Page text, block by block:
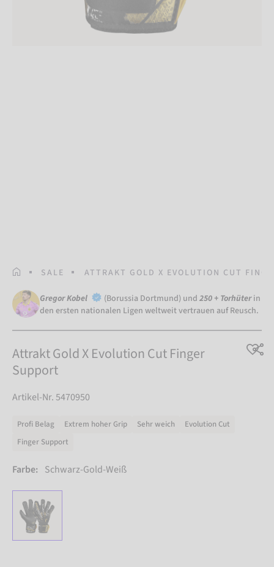
STARTSEITE
SALE ATTRAKT GOLD X EVOLUTION CUT
Gregor Kobel (Borussia Dortmund) und 250 + Torhüter in
den ersten nationalen Ligen weltweit vertrauen auf Reusch.
Attrakt Gold X Evolution Cut Finger
Support
Artikel-Nr. 5470950
Profi Belag Extrem hoher Grip Sehr weich
Evolution Cut
Finger Support
Farbe: Schwarz-Gold-Weiß